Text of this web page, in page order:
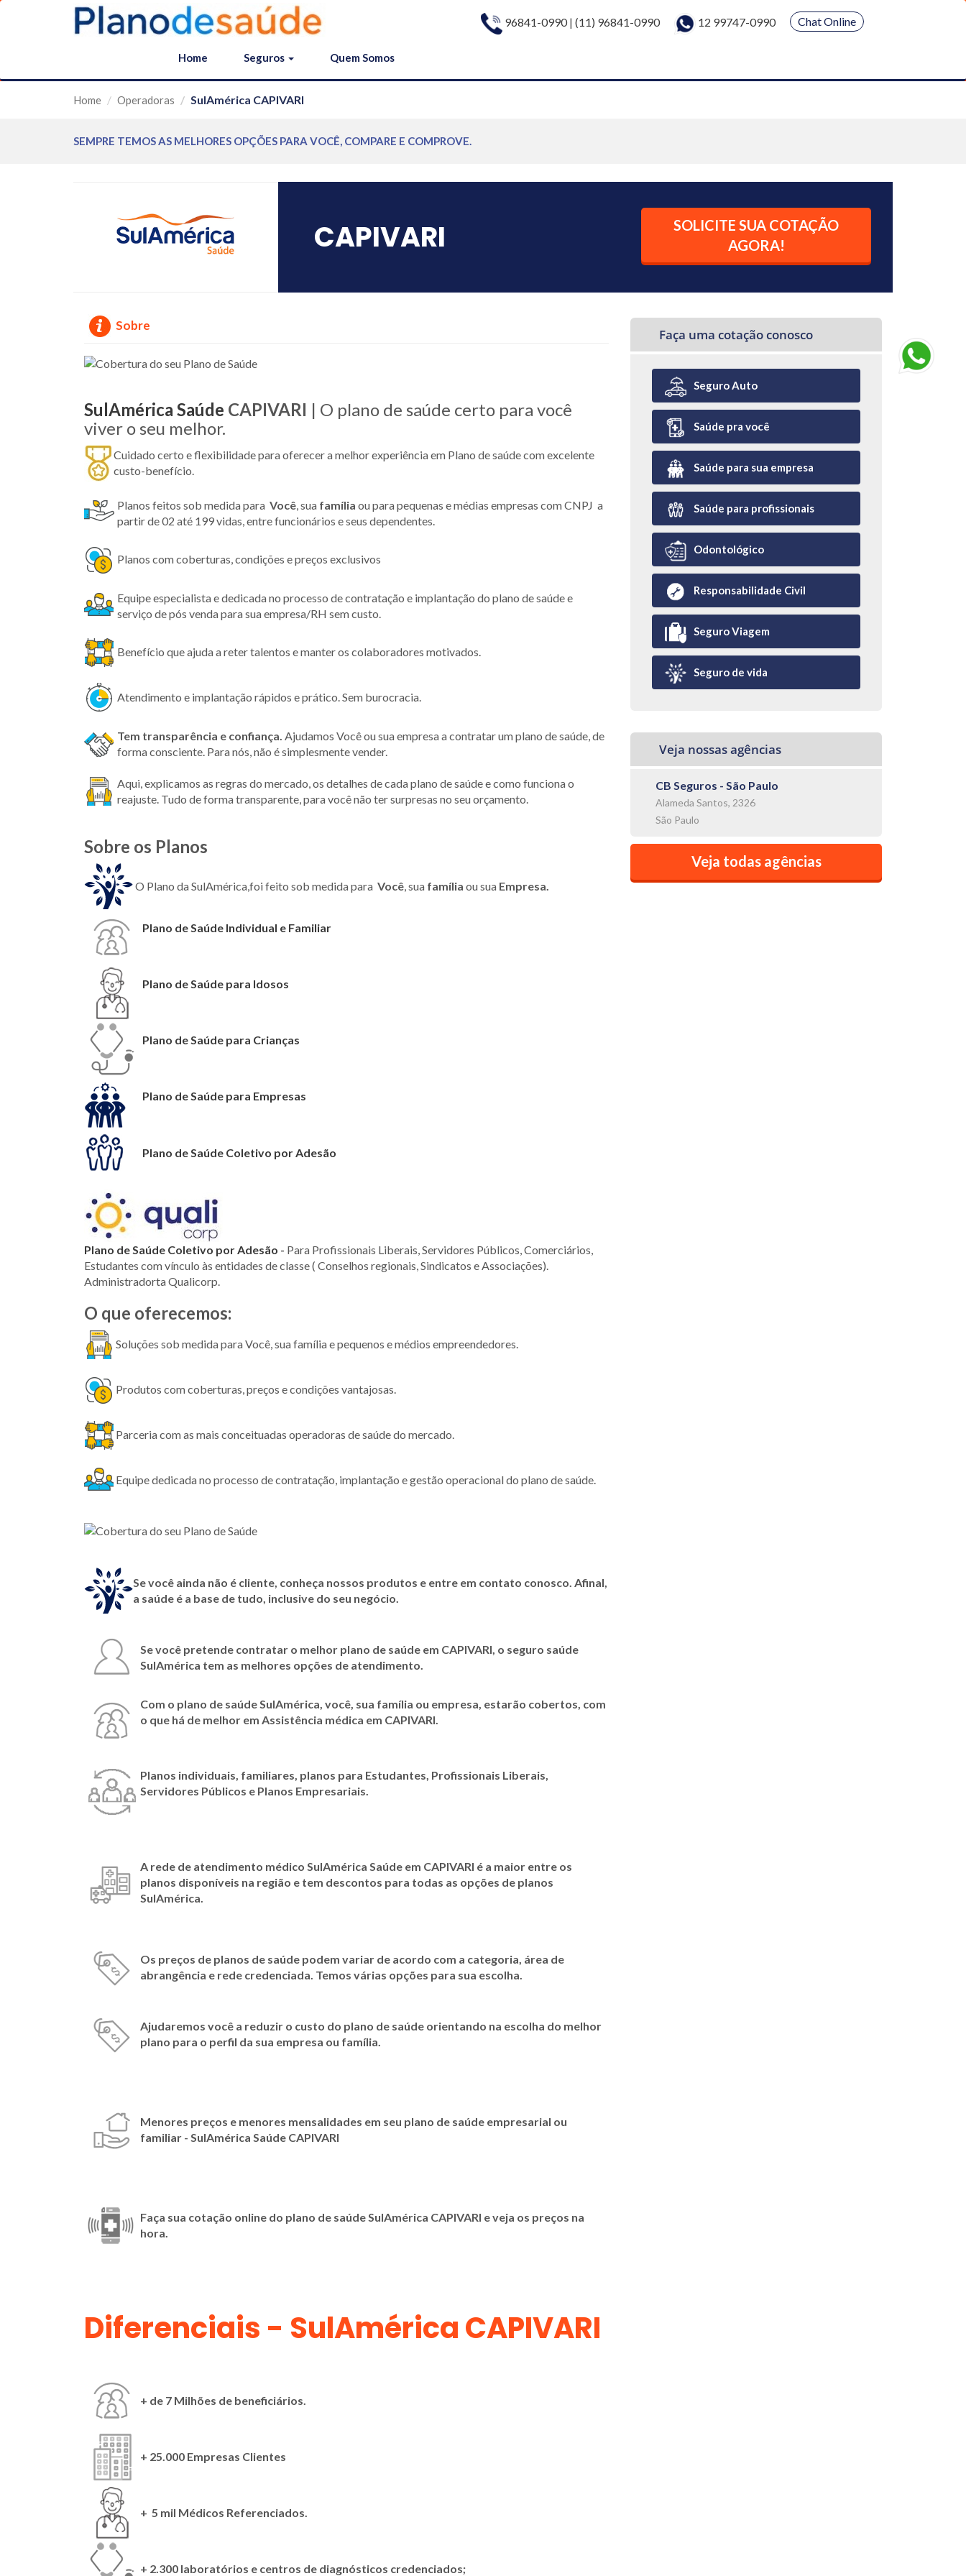
96841-0990| (11) 96841-0990 12 99747-0990 Chat Online
Home Seguros Quem Somos
Home Operadoras SulAmérica CAPIVARI
SEMPRE TEMOS AS MELHORES OPÇÕES PARA VOCÊ, COMPARE E COMPROVE.
CAPIVARI
SOLICITE SUA COTAÇÃO
AGORA!
Sobre
SulAmérica Saúde CAPIVARI | O plano de saúde certo para você
viver o seu melhor.
Cuidado certo e flexibilidade para oferecer a melhor experiência em Plano de saúde com excelente
custo-benefício.
Planos feitos sob medida para Você, sua família ou para pequenas e médias empresas com CNPJ a
partir de 02 até 199 vidas, entre funcionários e seus dependentes.
Planos com coberturas, condições e preços exclusivos
Equipe especialista e dedicada no processo de contratação e implantação do plano de saúde e
serviço de pós venda para sua empresa/RH sem custo.
Benefício que ajuda a reter talentos e manter os colaboradores motivados.
Atendimento e implantação rápidos e prático. Sem burocracia.
Tem transparência e confiança. Ajudamos Você ou sua empresa a contratar um plano de saúde, de
forma consciente. Para nós, não é simplesmente vender.
Aqui, explicamos as regras do mercado, os detalhes de cada plano de saúde e como funciona o
reajuste. Tudo de forma transparente, para você não ter surpresas no seu orçamento.
Sobre os Planos
O Plano da SulAmérica,foi feito sob medida para Você, sua família ou sua Empresa.
Plano de Saúde Individual e Familiar
Plano de Saúde para Idosos
Plano de Saúde para Crianças
Plano de Saúde para Empresas
Plano de Saúde Coletivo por Adesão
Plano de Saúde Coletivo por Adesão - Para Profissionais Liberais, Servidores Públicos, Comerciários,
Estudantes com vínculo às entidades de classe ( Conselhos regionais, Sindicatos e Associações).
Administradorta Qualicorp.
O que oferecemos:
Soluções sob medida para Você, sua família e pequenos e médios empreendedores.
Produtos com coberturas, preços e condições vantajosas.
Parceria com as mais conceituadas operadoras de saúde do mercado.
Equipe dedicada no processo de contratação, implantação e gestão operacional do plano de saúde.
Se você ainda não é cliente, conheça nossos produtos e entre em contato conosco. Afinal,
a saúde é a base de tudo, inclusive do seu negócio.
Se você pretende contratar o melhor plano de saúde em CAPIVARI, o seguro saúde
SulAmérica tem as melhores opções de atendimento.
Com o plano de saúde SulAmérica, você, sua família ou empresa, estarão cobertos, com
o que há de melhor em Assistência médica em CAPIVARI.
Planos individuais, familiares, planos para Estudantes, Profissionais Liberais,
Servidores Públicos e Planos Empresariais.
A rede de atendimento médico SulAmérica Saúde em CAPIVARI é a maior entre os
planos disponíveis na região e tem descontos para todas as opções de planos
SulAmérica.
Os preços de planos de saúde podem variar de acordo com a categoria, área de
abrangência e rede credenciada. Temos várias opções para sua escolha.
Ajudaremos você a reduzir o custo do plano de saúde orientando na escolha do melhor
plano para o perfil da sua empresa ou família.
Menores preços e menores mensalidades em seu plano de saúde empresarial ou
familiar - SulAmérica Saúde CAPIVARI
Faça sua cotação online do plano de saúde SulAmérica CAPIVARI e veja os preços na
hora.
Diferenciais - SulAmérica CAPIVARI
+ de 7 Milhões de beneficiários.
+ 25.000 Empresas Clientes
+ 5 mil Médicos Referenciados.
+ 2.300 laboratórios e centros de diagnósticos credenciados;
Faça uma cotação conosco
Seguro Auto
Saúde pra você
Saúde para sua empresa
Saúde para profissionais
Odontológico
Responsabilidade Civil
Seguro Viagem
Seguro de vida
Veja nossas agências
CB Seguros - São Paulo
Alameda Santos, 2326
São Paulo
Veja todas agências